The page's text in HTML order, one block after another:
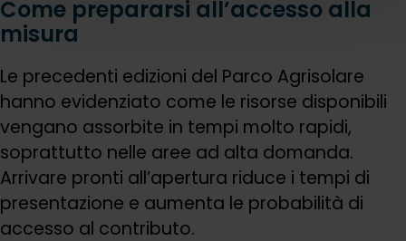
Come prepararsi all’accesso alla
misura
Le precedenti edizioni del Parco Agrisolare
hanno evidenziato come le risorse disponibili
vengano assorbite in tempi molto rapidi,
soprattutto nelle aree ad alta domanda.
Arrivare pronti all’apertura riduce i tempi di
presentazione e aumenta le probabilità di
accesso al contributo.